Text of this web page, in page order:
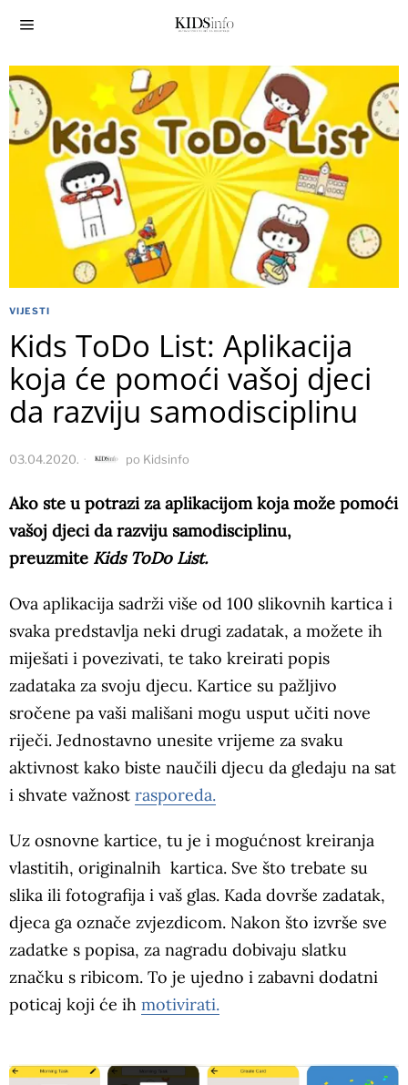
VIJESTI
Kids ToDo List: Aplikacija
koja će pomoći vašoj djeci
da razviju samodisciplinu
03.04.2020. po Kidsinfo
Ako ste u potrazi za aplikacijom koja može pomoći
vašoj djeci da razviju samodisciplinu,
preuzmite Kids ToDo List.
Ova aplikacija sadrži više od 100 slikovnih kartica i
svaka predstavlja neki drugi zadatak, a možete ih
miješati i povezivati, te tako kreirati popis
zadataka za svoju djecu. Kartice su pažljivo
sročene pa vaši mališani mogu usput učiti nove
riječi. Jednostavno unesite vrijeme za svaku
aktivnost kako biste naučili djecu da gledaju na sat
i shvate važnost rasporeda.
Uz osnovne kartice, tu je i mogućnost kreiranja
vlastitih, originalnih kartica. Sve što trebate su
slika ili fotografija i vaš glas. Kada dovrše zadatak,
djeca ga označe zvjezdicom. Nakon što izvrše sve
zadatke s popisa, za nagradu dobivaju slatku
značku s ribicom. To je ujedno i zabavni dodatni
poticaj koji će ih motivirati.